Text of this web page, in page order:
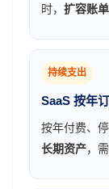
时， 扩容账单
持续支出
SaaS 按年
按年付费、
长期资产，